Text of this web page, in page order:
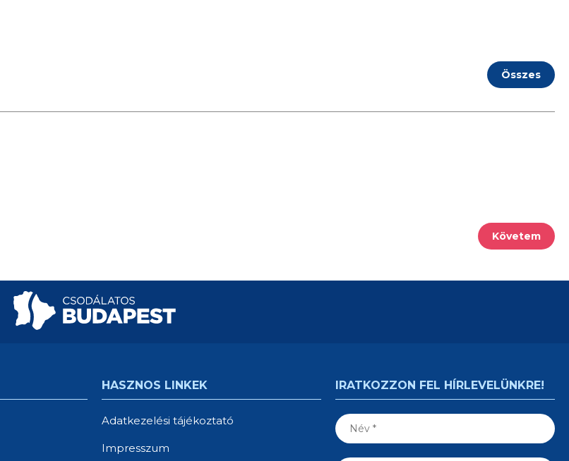
Összes
Követem
HASZNOS LINKEK
Adatkezelési tájékoztató
Impresszum
IRATKOZZON FEL HÍRLEVELÜNKRE!